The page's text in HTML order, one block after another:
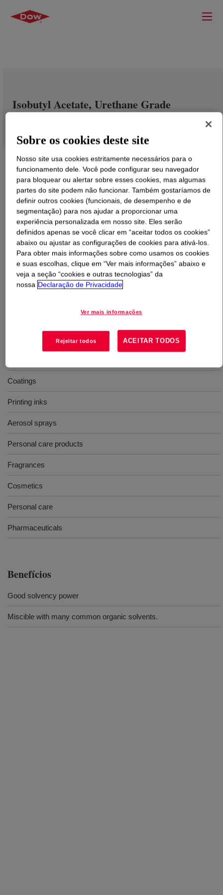
Isobutyl Acetate, Urethane Grade
O que éIsobutyl Acetate, Urethane Grade?
A colorless solvent with medium volatility and a
characteristic fruity ester odor.
Lacquer thinners
Coatings
Printing inks
Aerosol sprays
Personal care products
Fragrances
Cosmetics
Personal care
Pharmaceuticals
Benefícios
Good solvency power
Miscible with many common organic solvents.
Sobre os cookies deste site
Nosso site usa cookies estritamente necessários para o
funcionamento dele. Você pode configurar seu navegador
para bloquear ou alertar sobre esses cookies, mas algumas
partes do site podem não funcionar. Também gostaríamos de
definir outros cookies (funcionais, de desempenho e de
segmentação) para nos ajudar a proporcionar uma
experiência personalizada em nosso site. Eles serão
definidos apenas se você clicar em “aceitar todos os cookies”
abaixo ou ajustar as configurações de cookies para ativá-los.
Para obter mais informações sobre como usamos os cookies
e suas escolhas, clique em “Ver mais informações” abaixo e
veja a seção “cookies e outras tecnologias” da
nossa Declaração de Privacidade
Ver mais informações
Rejeitar todos ACEITAR TODOS